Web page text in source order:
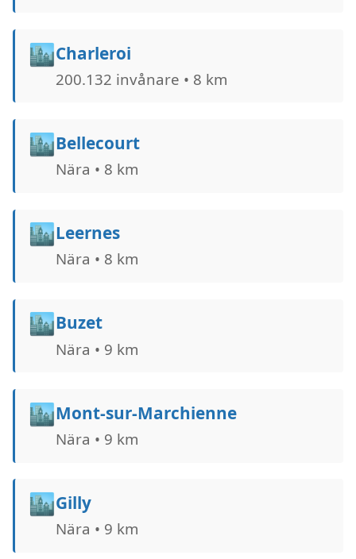
🏙️Charleroi
200.132 invånare • 8 km
🏙️Bellecourt
Nära • 8 km
🏙️Leernes
Nära • 8 km
🏙️Buzet
Nära • 9 km
🏙️Mont-sur-Marchienne
Nära • 9 km
🏙️Gilly
Nära • 9 km